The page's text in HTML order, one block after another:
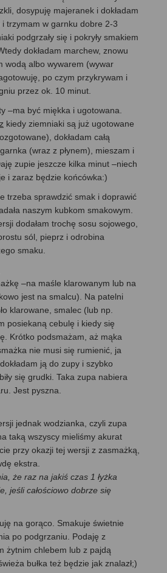
dosypuję majeranek i dokładam
trzymam w garnku dobre 2-3
podgrzały się i pokryły smakiem
dokładam marchew, znowu
wodą albo wywarem (wywar
po czym przykrywam i
przez ok. 10 minut.
–ma być miękka i ugotowana.
kiedy ziemniaki są już ugotowane
dokładam całą
(wraz z płynem), mieszam i
zupie jeszcze kilka minut –niech
i zaraz będzie końcówka:)
trzeba sprawdzić smak i doprawić
naszym kubkom smakowym.
dodałam trochę sosu sojowego,
sól, pieprz i odrobina
smaku.
–na maśle klarowanym lub na
jest na smalcu). Na patelni
klarowane, smalec (lub np.
posiekaną cebulę i kiedy się
Krótko podsmażam, aż mąka
nie musi się rumienić, ja
ją do zupy i szybko
się grudki. Taka zupa nabiera
Jest pyszna.
jednak wodzianka, czyli zupa
taką wszyscy mieliśmy akurat
przy okazji tej wersji z zasmażką,
ekstra.
że raz na jakiś czas 1 łyżka
jeśli całościowo dobrze się
na gorąco. Smakuje świetnie
po podgrzaniu. Podaję z
żytnim chlebem lub z pajdą
bułka też będzie jak znalazł;)